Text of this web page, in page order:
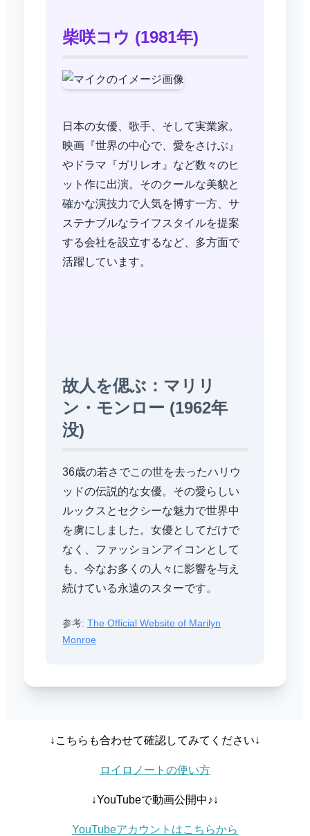
柴咲コウ (1981年)
日本の女優、歌手、そして実業家。
映画『世界の中心で、愛をさけぶ』
やドラマ『ガリレオ』など数々のヒ
ット作に出演。そのクールな美貌と
確かな演技力で人気を博す一方、サ
ステナブルなライフスタイルを提案
する会社を設立するなど、多方面で
活躍しています。
故人を偲ぶ：マリリ
ン・モンロー (1962年
没)
36歳の若さでこの世を去ったハリウ
ッドの伝説的な女優。その愛らしい
ルックスとセクシーな魅力で世界中
を虜にしました。女優としてだけで
なく、ファッションアイコンとして
も、今なお多くの人々に影響を与え
続けている永遠のスターです。
参考: The Official Website of Marilyn
Monroe
↓こちらも合わせて確認してみてください↓
ロイロノートの使い方
↓YouTubeで動画公開中♪↓
YouTubeアカウントはこちらから